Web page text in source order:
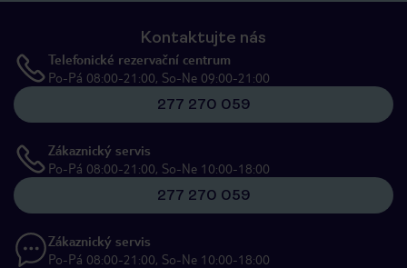
Kontaktujte nás
Telefonické rezervační centrum
Po-Pá 08:00-21:00, So-Ne 09:00-21:00
277 270 059
Zákaznický servis
Po-Pá 08:00-21:00, So-Ne 10:00-18:00
277 270 059
Zákaznický servis
Po-Pá 08:00-21:00, So-Ne 10:00-18:00